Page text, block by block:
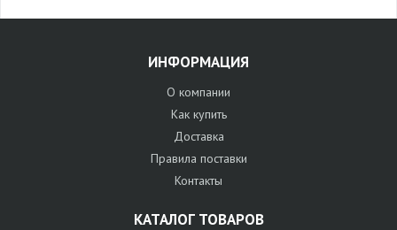
ИНФОРМАЦИЯ
О компании
Как купить
Доставка
Правила поставки
Контакты
КАТАЛОГ ТОВАРОВ